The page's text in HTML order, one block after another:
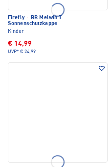
Firefly · BB Melwin T
Sonnenschutzkappe
Kinder
€ 14,99
UVP* € 24,99